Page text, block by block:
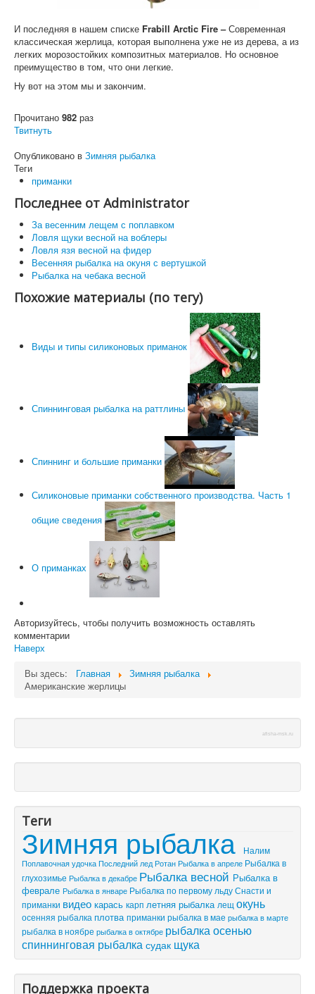
И последняя в нашем списке Frabill Arctic Fire –Современная
классическая жерлица, которая выполнена уже не из дерева, а из
легких морозостойких композитных материалов. Но основное
преимущество в том, что они легкие.
Ну вот на этом мы и закончим.
Прочитано 982 раз
Твитнуть
Опубликовано в Зимняя рыбалка
Теги
приманки
Последнее от Administrator
За весенним лещем с поплавком
Ловля щуки весной на воблеры
Ловля язя весной на фидер
Весенняя рыбалка на окуня с вертушкой
Рыбалка на чебака весной
Похожие материалы (по тегу)
Виды и типы силиконовых приманок
Спиннинговая рыбалка на раттлины
Спиннинг и большие приманки
Силиконовые приманки собственного производства. Часть 1
общие сведения
О приманках
Авторизуйтесь, чтобы получить возможность оставлять
комментарии
Наверх
Вы здесь:
Главная
Зимняя рыбалка
Американские жерлицы
afisha-msk.ru
Теги
Зимняя рыбалка
Налим
Поплавочная удочкаПоследний лед Ротан Рыбалка в апреле Рыбалка в
глухозимье Рыбалка в декабре Рыбалка весной Рыбалка в
феврале Рыбалка в январе Рыбалка по первому льдуСнасти и
приманки видео карась карп летняя рыбалка лещ окунь
осенняя рыбалка плотваприманки рыбалка в мае рыбалка в марте
рыбалка в ноябре рыбалка в октябре рыбалка осенью
спиннинговая рыбалкасудак щука
Поддержка проекта